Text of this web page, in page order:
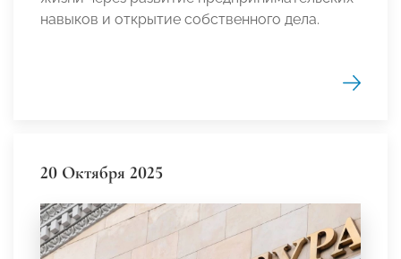
навыков и открытие собственного дела.
20 Октября 2025